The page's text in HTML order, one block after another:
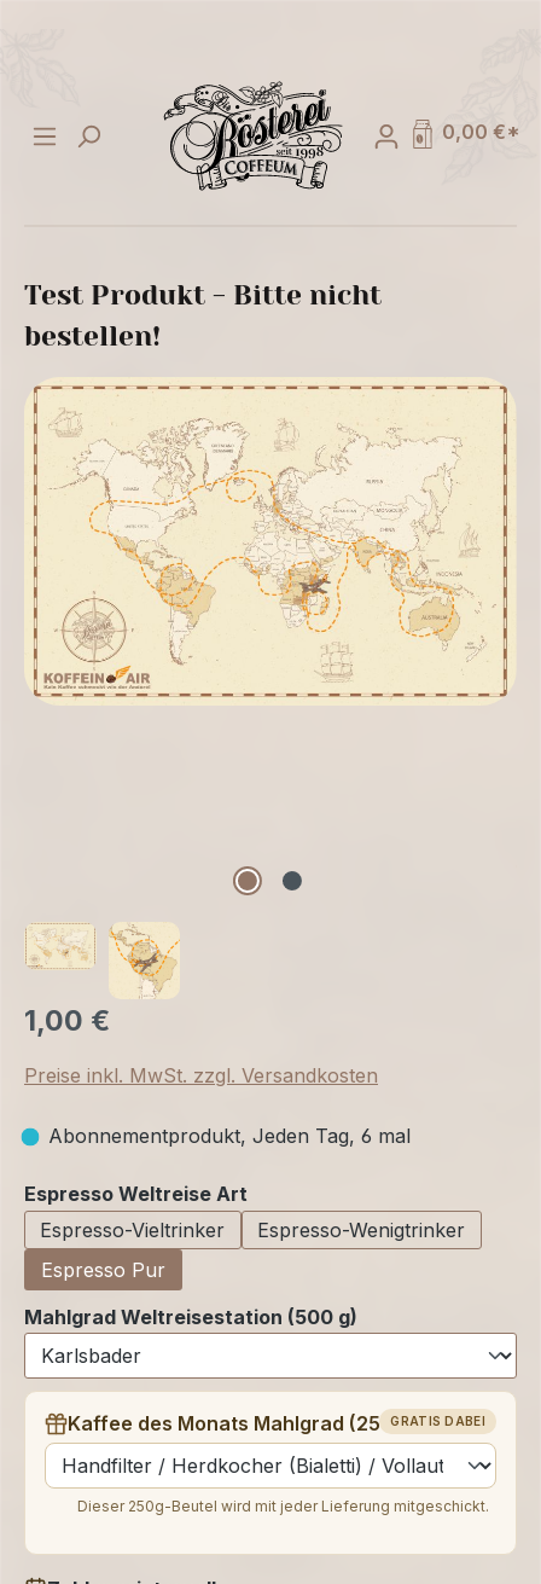
0,00 €*
Test Produkt - Bitte nicht
bestellen!
1,00 €
Preise inkl. MwSt. zzgl. Versandkosten
Abonnementprodukt, Jeden Tag, 6 mal
Espresso Weltreise Art
Espresso-Vieltrinker
Espresso-Wenigtrinker
Espresso Pur
Mahlgrad Weltreisestation (500 g)
GRATIS DABEI
Kaffee des Monats Mahlgrad (250 g)
auswählen
Dieser 250g-Beutel wird mit jeder Lieferung mitgeschickt.